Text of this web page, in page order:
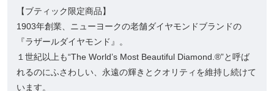
【ブティック限定商品】
1903年創業、ニューヨークの老舗ダイヤモンドブランドの
『ラザールダイヤモンド』。
１世紀以上も“The World’s Most Beautiful Diamond.®”と呼ば
れるのにふさわしい、永遠の輝きとクオリティを維持し続けて
います。